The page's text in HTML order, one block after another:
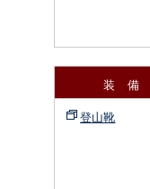
装 備
登山靴